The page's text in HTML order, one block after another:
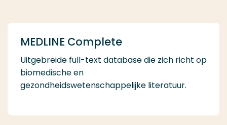
MEDLINE Complete
Uitgebreide full-text database die zich richt op
biomedische en
gezondheidswetenschappelijke literatuur.